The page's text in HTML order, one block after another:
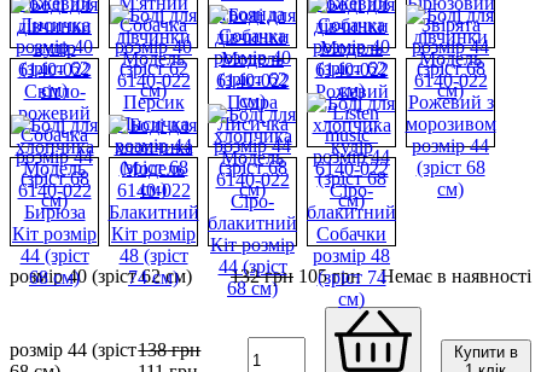
розмір 40 (зріст 62 см) 132грн 105грн Немає в наявності
розмір 44 (зріст138грн
Купити в